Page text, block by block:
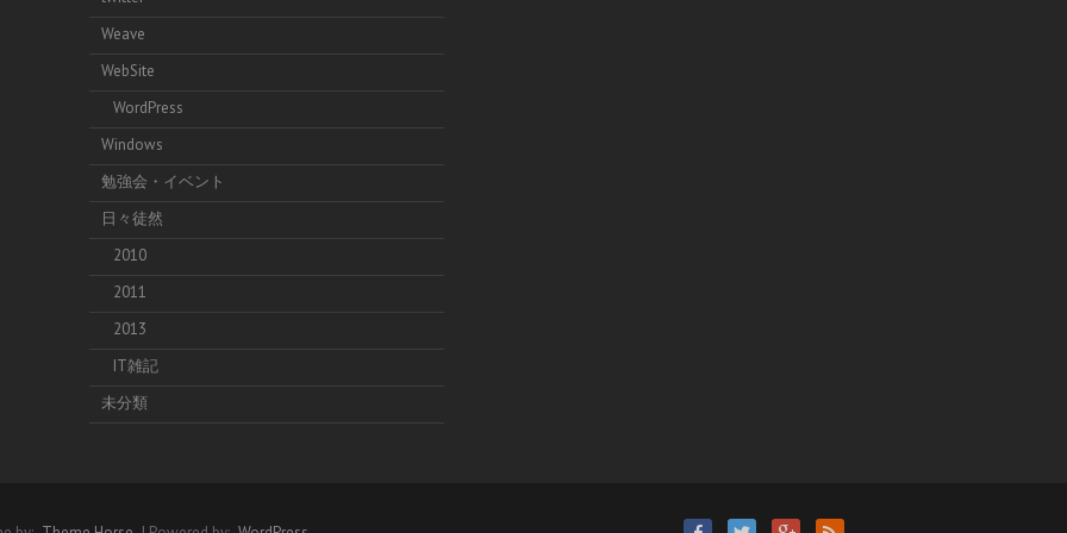
Weave
WebSite
WordPress
Windows
勉強会・イベント
日々徒然
2010
2011
2013
IT雑記
未分類